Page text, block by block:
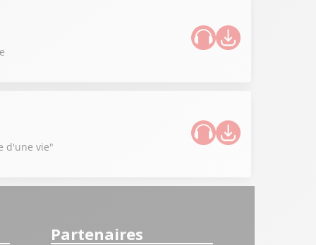
d'une vie"
Partenaires